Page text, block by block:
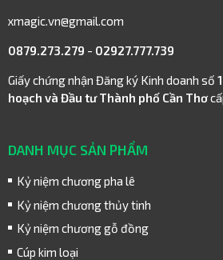
xmagic.vn@gmail.com
0879.273.279 - 02927.777.739
Giấy chứng nhận Đăng ký Kinh doanh số
hoạch và Đầu tư Thành phố Cần Thơ
DANH MỤC SẢN PHẨM
Kỷ niệm chương pha lê
Kỷ niệm chương thủy tinh
Kỷ niệm chương gỗ đồng
Cúp kim loại